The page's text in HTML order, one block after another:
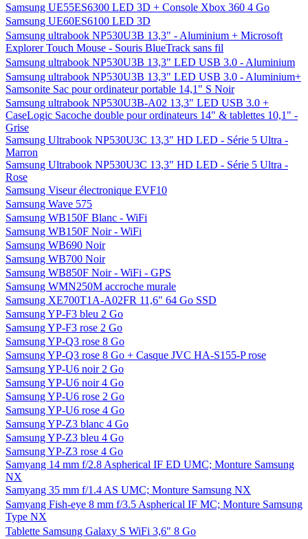
Samsung UE55ES6300 LED 3D + Console Xbox 360 4 Go
Samsung UE60ES6100 LED 3D
Samsung ultrabook NP530U3B 13,3" - Aluminium + Microsoft
Explorer Touch Mouse - Souris BlueTrack sans fil
Samsung ultrabook NP530U3B 13,3" LED USB 3.0 - Aluminium
Samsung ultrabook NP530U3B 13,3" LED USB 3.0 - Aluminium+
Samsonite Sac pour ordinateur portable 14,1" S Noir
Samsung ultrabook NP530U3B-A02 13,3" LED USB 3.0 +
CaseLogic Sacoche double pour ordinateurs 14" & tablettes 10,1" -
Grise
Samsung Ultrabook NP530U3C 13,3" HD LED - Série 5 Ultra -
Marron
Samsung Ultrabook NP530U3C 13,3" HD LED - Série 5 Ultra -
Rose
Samsung Viseur électronique EVF10
Samsung Wave 575
Samsung WB150F Blanc - WiFi
Samsung WB150F Noir - WiFi
Samsung WB690 Noir
Samsung WB700 Noir
Samsung WB850F Noir - WiFi - GPS
Samsung WMN250M accroche murale
Samsung XE700T1A-A02FR 11,6" 64 Go SSD
Samsung YP-F3 bleu 2 Go
Samsung YP-F3 rose 2 Go
Samsung YP-Q3 rose 8 Go
Samsung YP-Q3 rose 8 Go + Casque JVC HA-S155-P rose
Samsung YP-U6 noir 2 Go
Samsung YP-U6 noir 4 Go
Samsung YP-U6 rose 2 Go
Samsung YP-U6 rose 4 Go
Samsung YP-Z3 blanc 4 Go
Samsung YP-Z3 bleu 4 Go
Samsung YP-Z3 rose 4 Go
Samyang 14 mm f/2.8 Aspherical IF ED UMC; Monture Samsung
NX
Samyang 35 mm f/1.4 AS UMC; Monture Samsung NX
Samyang Fish-eye 8 mm f/3.5 Aspherical IF MC; Monture Samsung
Type NX
Tablette Samsung Galaxy S WiFi 3,6" 8 Go